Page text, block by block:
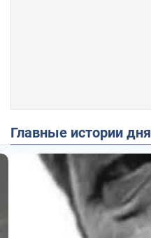
Главные истории дня